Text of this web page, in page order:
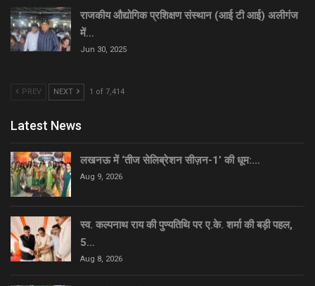
राजकीय औद्योगिक प्रशिक्षण संस्थान (आई टी आई) अलीगंज
में…
Jun 30, 2025
PREV NEXT 1 of 7,414
Latest News
लखनऊ में ‘तीज सेलिब्रेशन सीज़न-1’ की धूम:…
Aug 9, 2026
स्व. कल्पनाथ राय की पुण्यतिथि पर ए.के. शर्मा की बड़ी पहल,
5…
Aug 8, 2026